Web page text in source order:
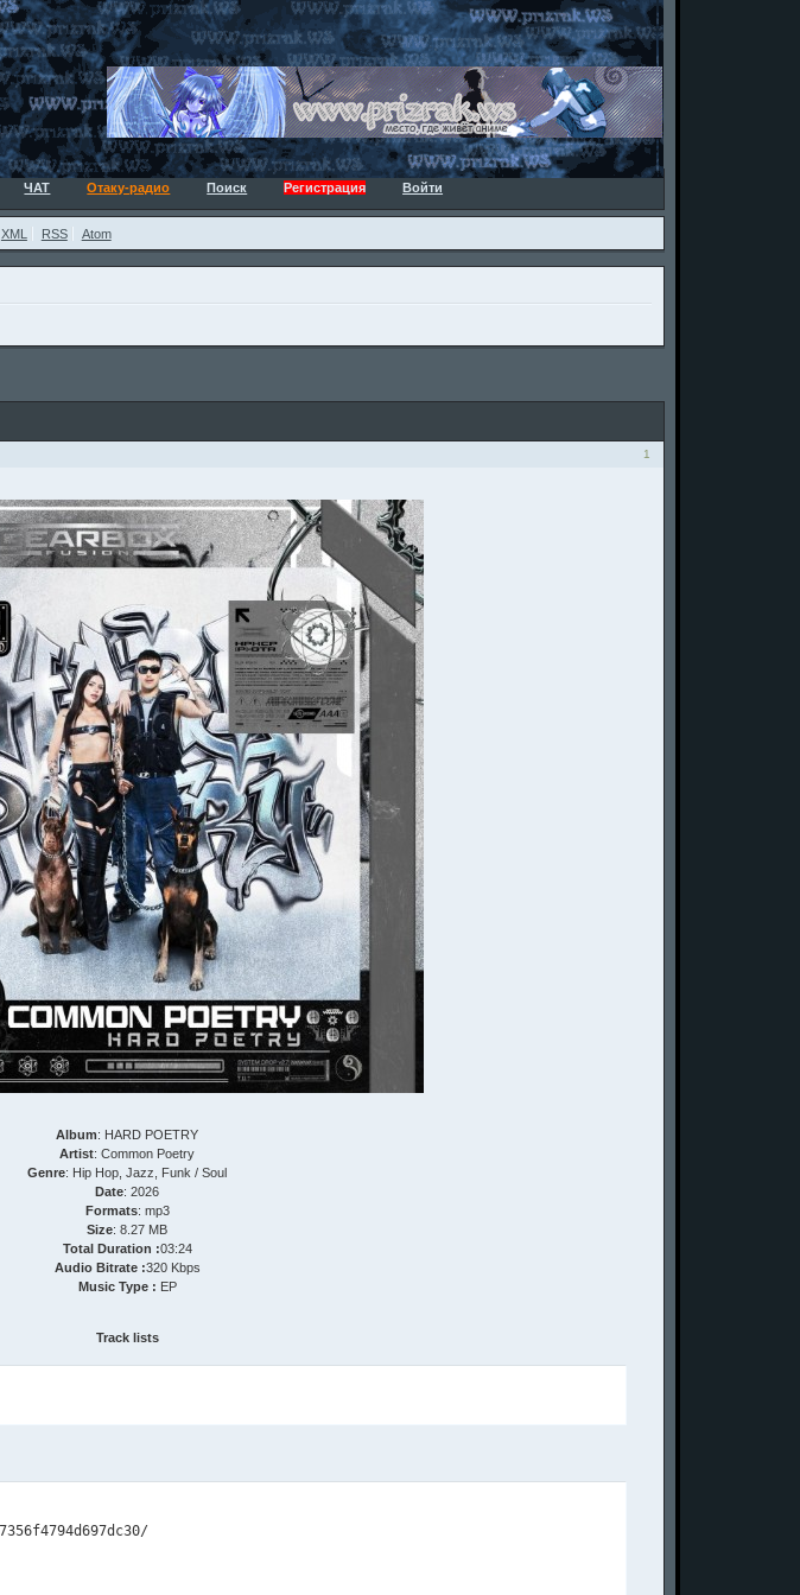
ЧАТ Отаку-радио Поиск Регистрация Войти
XML RSS Atom
1
Album: HARD POETRY
Artist: Common Poetry
Genre: Hip Hop, Jazz, Funk / Soul
Date: 2026
Formats: mp3
Size: 8.27 MB
Total Duration :03:24
Audio Bitrate :320 Kbps
Music Type : EP
Track lists